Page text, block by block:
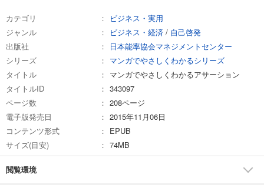
カテゴリ
ビジネス・実用
ジャンル
ビジネス・経済 / 自己啓発
出版社
日本能率協会マネジメントセンター
シリーズ
マンガでやさしくわかるシリーズ
タイトル
マンガでやさしくわかるアサーション
タイトルID
343097
ページ数
208ページ
電子版発売日
2015年11月06日
コンテンツ形式
EPUB
サイズ(目安)
74MB
閲覧環境